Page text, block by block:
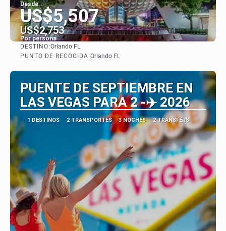
Desde
US$5,507
US$2,753
Por persona
DESTINO:Orlando FL
PUNTO DE RECOGIDA:Orlando FL
PUENTE DE SEPTIEMBRE EN
LAS VEGAS PARA 2 -✈️ 2026
1 DESTINOS 2 TRANSPORTES 3 NOCHES 2 TRANSFERS